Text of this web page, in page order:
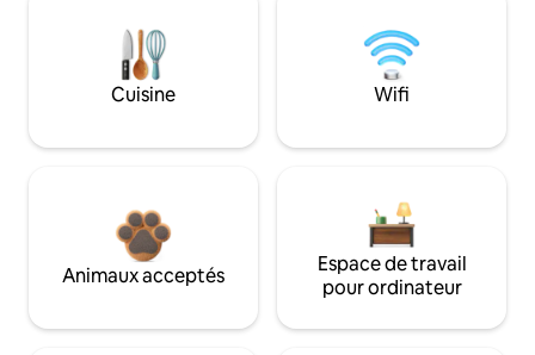
Cuisine Wifi
Animaux acceptés
Espace de travail
pour ordinateur